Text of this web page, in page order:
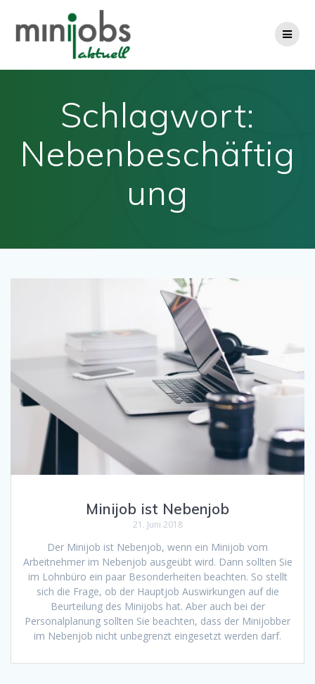
Schlagwort:
Nebenbeschäftig
ung
Minijob ist Nebenjob
21. Juni 2018
Der Minijob ist Nebenjob, wenn ein Minijob vom
Arbeitnehmer im Nebenjob ausgeübt wird. Dann sollten Sie
im Lohnbüro ein paar Besonderheiten beachten. So stellt
sich die Frage, ob der Hauptjob Auswirkungen auf die
Beurteilung des Minijobs hat. Aber auch bei der
Personalplanung sollten Sie beachten, dass der Minijobber
im Nebenjob nicht unbegrenzt eingesetzt werden darf.